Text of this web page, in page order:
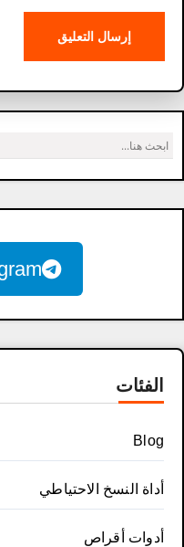
الفئات
Blog
أداة النسخ الاحتياطي
أدوات أقراص